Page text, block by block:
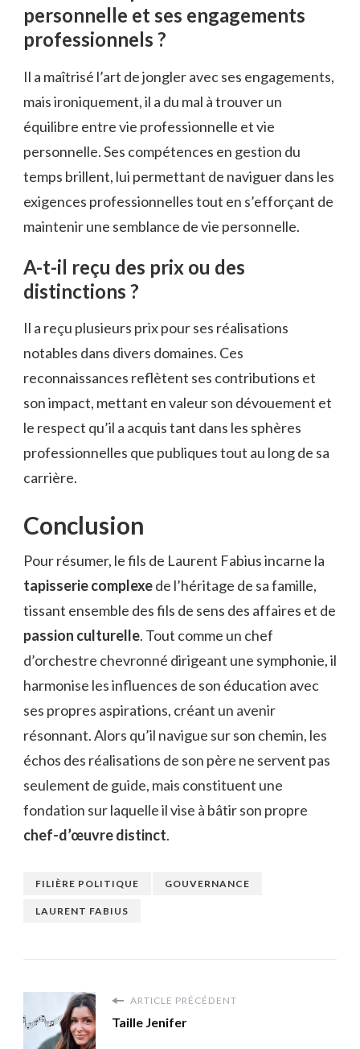
personnelle et ses engagements
professionnels ?
Il a maîtrisé l’art de jongler avec ses engagements,
mais ironiquement, il a du mal à trouver un
équilibre entre vie professionnelle et vie
personnelle. Ses compétences en gestion du
temps brillent, lui permettant de naviguer dans les
exigences professionnelles tout en s’efforçant de
maintenir une semblance de vie personnelle.
A-t-il reçu des prix ou des
distinctions ?
Il a reçu plusieurs prix pour ses réalisations
notables dans divers domaines. Ces
reconnaissances reflètent ses contributions et
son impact, mettant en valeur son dévouement et
le respect qu’il a acquis tant dans les sphères
professionnelles que publiques tout au long de sa
carrière.
Conclusion
Pour résumer, le fils de Laurent Fabius incarne la
tapisserie complexede l’héritage de sa famille,
tissant ensemble des fils de sens des affaires et de
passion culturelle. Tout comme un chef
d’orchestre chevronné dirigeant une symphonie, il
harmonise les influences de son éducation avec
ses propres aspirations, créant un avenir
résonnant. Alors qu’il navigue sur son chemin, les
échos des réalisations de son père ne servent pas
seulement de guide, mais constituent une
fondation sur laquelle il vise à bâtir son propre
chef-d’œuvre distinct.
FILIÈRE POLITIQUE GOUVERNANCE
LAURENT FABIUS
ARTICLE PRÉCÉDENT
Taille Jenifer